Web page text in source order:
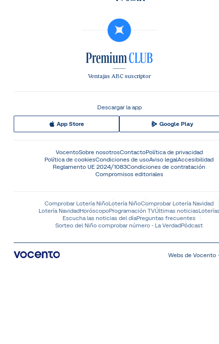
Ventajas ABC suscriptor
Descargar la app
App Store Google Play
VocentoSobre nosotrosContactoPolítica de privacidad
Política de cookiesCondiciones de usoAviso legalAccesibilidad
Reglamento UE 2024/1083Condiciones de contratación
Compromisos editoriales
Comprobar Lotería NiñoLotería NiñoComprobar Lotería Navidad
Lotería NavidadHoróscopoProgramación TVÚltimas noticias
Escucha las noticias del díaPreguntas frecuentes
Sorteo del Niño comprobar número - La VerdadPódcast
Webs de Vocento